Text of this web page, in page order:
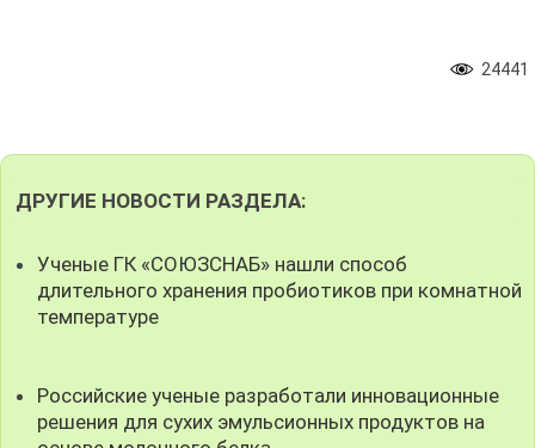
24441
ДРУГИЕ НОВОСТИ РАЗДЕЛА:
Ученые ГК «СОЮЗСНАБ» нашли способ
длительного хранения пробиотиков при комнатной
температуре
Российские ученые разработали инновационные
решения для сухих эмульсионных продуктов на